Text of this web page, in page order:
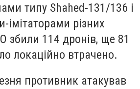
типу Shahed-131/136 і
імітаторами різних
збили 114 дронів, ще 81
локаційно втрачено.
противник атакував